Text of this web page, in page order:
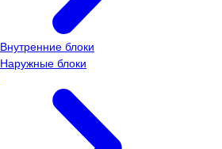
Внутренние блоки
Наружные блоки